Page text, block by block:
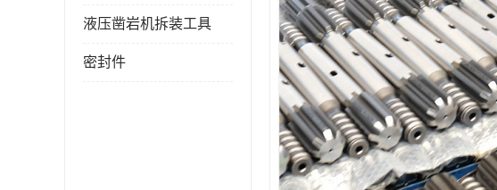
液压凿岩机拆装工具
密封件